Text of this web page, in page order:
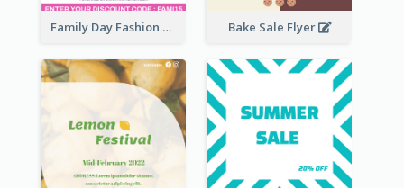
Family Day Fashion Sales Flyer Bake Sale Flyer